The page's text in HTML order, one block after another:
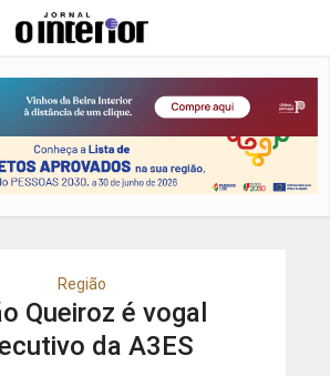
Região
Queiroz é vogal
da A3ES